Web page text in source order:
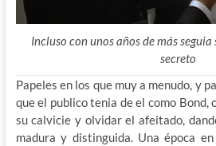
Incluso con unos años de más
secreto
Papeles en los que muy a menudo, y
que el publico tenia de el como
su calvicie y olvidar el afeitado,
madura y distinguida. Una época